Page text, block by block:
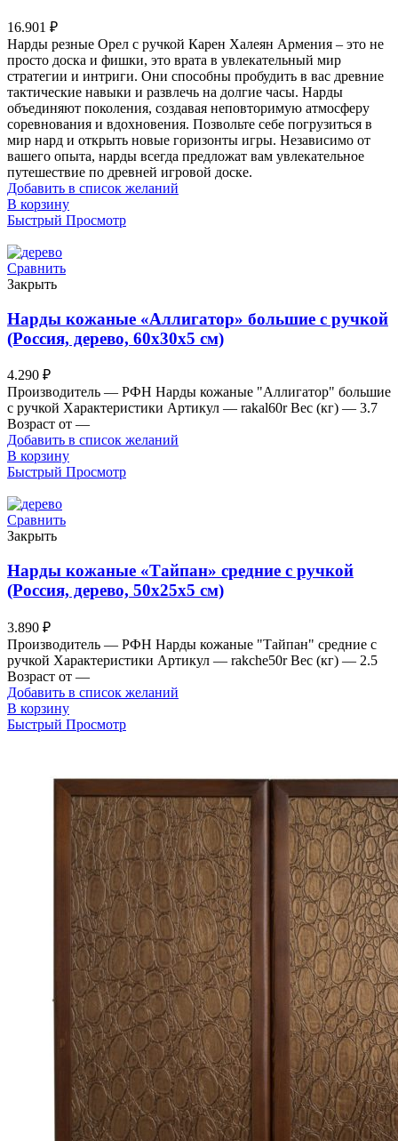
16.901 ₽
Нарды резные Орел с ручкой Карен Халеян Армения – это не
просто доска и фишки, это врата в увлекательный мир
стратегии и интриги. Они способны пробудить в вас древние
тактические навыки и развлечь на долгие часы. Нарды
объединяют поколения, создавая неповторимую атмосферу
соревнования и вдохновения. Позвольте себе погрузиться в
мир нард и открыть новые горизонты игры. Независимо от
вашего опыта, нарды всегда предложат вам увлекательное
путешествие по древней игровой доске.
Добавить в список желаний
В корзину
Быстрый Просмотр
Сравнить
Закрыть
Нарды кожаные «Аллигатор» большие с ручкой
(Россия, дерево, 60х30х5 см)
4.290 ₽
Производитель — РФН Нарды кожаные "Аллигатор" большие
с ручкой Характеристики Артикул — rakal60r Вес (кг) — 3.7
Возраст от —
Добавить в список желаний
В корзину
Быстрый Просмотр
Сравнить
Закрыть
Нарды кожаные «Тайпан» средние с ручкой
(Россия, дерево, 50х25х5 см)
3.890 ₽
Производитель — РФН Нарды кожаные "Тайпан" средние с
ручкой Характеристики Артикул — rakche50r Вес (кг) — 2.5
Возраст от —
Добавить в список желаний
В корзину
Быстрый Просмотр